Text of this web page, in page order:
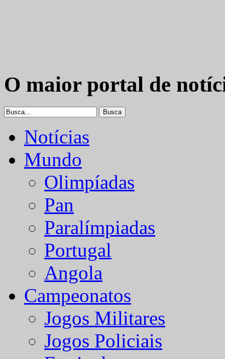
O maior portal de
Notícias
Mundo
Olimpíadas
Pan
Paralímpiadas
Portugal
Angola
Campeonatos
Jogos Militares
Jogos Policiais